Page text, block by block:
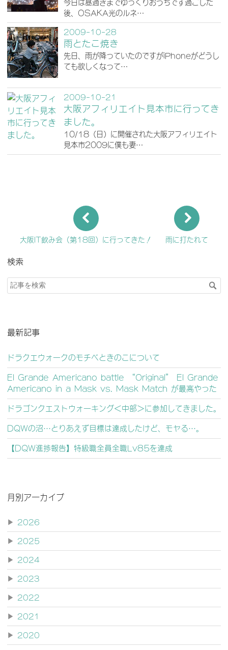
今日は昼過ぎまでゆっくりおうちです過ごした
後、OSAKA光のルネ…
2009-10-28
雨とたこ焼き
先日、雨が降っていたのですがiPhoneがどうし
ても欲しくなって…
2009-10-21
大阪アフィリエイト見本市に行ってき
ました。
10/18（日）に開催された大阪アフィリエイト
見本市2009に僕も妻…
大阪IT飲み会（第18回）に行ってきた！ 雨に打たれて
検索
最新記事
ドラクエウォークのモチベときのこについて
El Grande Americano battle “Original” El Grande
Americano in a Mask vs. Mask Match が最高やった
ドラゴンクエストウォーキング＜中部＞に参加してきました。
DQWの沼⋯とりあえず目標は達成したけど、モヤる⋯。
【DQW進捗報告】特級職全員全職Lv85を達成
月別アーカイブ
▶ 2026
▶ 2025
▶ 2024
▶ 2023
▶ 2022
▶ 2021
▶ 2020